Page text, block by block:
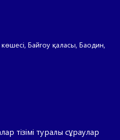
Байгоу қаласы, Баодин,
тізімі туралы сұраулар